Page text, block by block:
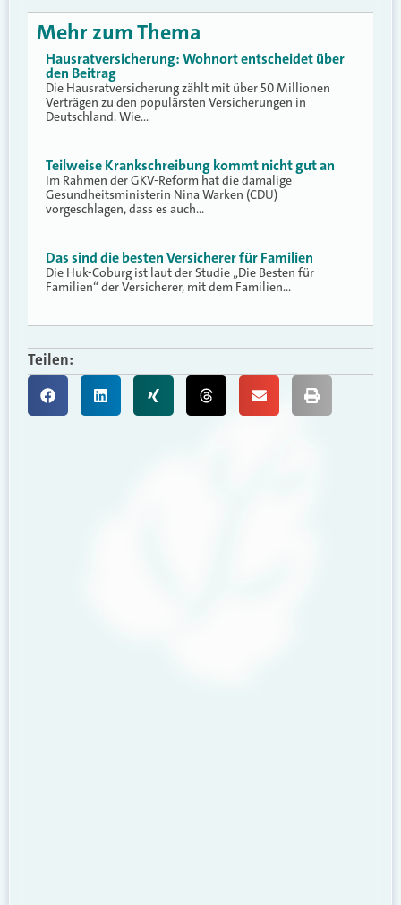
Mehr zum Thema
Hausratversicherung: Wohnort entscheidet über
den Beitrag
Die Hausratversicherung zählt mit über 50 Millionen
Verträgen zu den populärsten Versicherungen in
Deutschland. Wie…
Teilweise Krankschreibung kommt nicht gut an
Im Rahmen der GKV-Reform hat die damalige
Gesundheitsministerin Nina Warken (CDU)
vorgeschlagen, dass es auch…
Das sind die besten Versicherer für Familien
Die Huk-Coburg ist laut der Studie „Die Besten für
Familien“ der Versicherer, mit dem Familien…
Teilen: